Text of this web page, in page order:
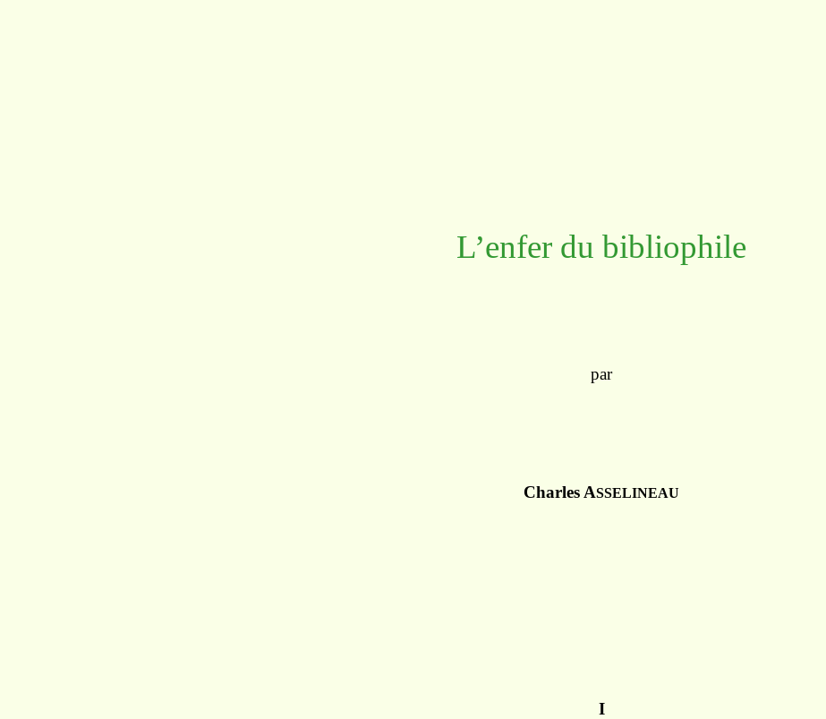
L’enfer du bibliophile
par
Charles ASSELINEAU
I